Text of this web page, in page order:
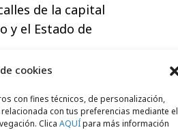
cookies
con fines técnicos, de personalización,
con tus preferencias mediante el
Clica AQUÍpara más información
de la capital
y el Estado de
en la
especial y,
la exposición,las